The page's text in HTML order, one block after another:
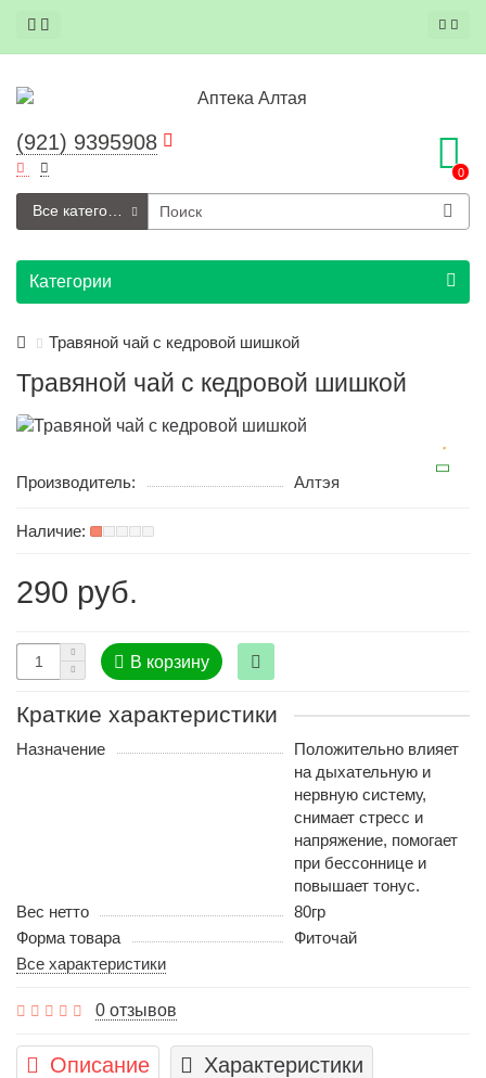
(921) 9395908
0
Все категории
Категории
Травяной чай с кедровой шишкой
Травяной чай с кедровой шишкой
Производитель: Алтэя
290 руб.
В корзину
Краткие характеристики
Назначение
Положительно влияет
на дыхательную и
нервную систему,
снимает стресс и
напряжение, помогает
при бессоннице и
повышает тонус.
Вес нетто
80гр
Форма товара
Фиточай
Все характеристики
0 отзывов
Описание Характеристики